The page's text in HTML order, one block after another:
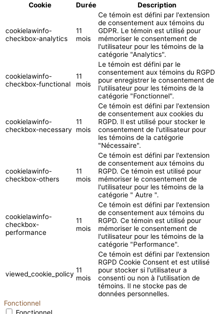
Cookie
Durée Description
cookielawinfo-
checkbox-analytics
11
mois
Ce témoin est défini par l'extension
de consentement aux témoins du
GDPR. Le témoin est utilisé pour
mémoriser le consentement de
l'utilisateur pour les témoins de la
catégorie "Analytics".
cookielawinfo-
checkbox-functional
11
mois
Le témoin est défini par le
consentement aux témoins du RGPD
pour enregistrer le consentement de
l'utilisateur pour les témoins de la
catégorie "Fonctionnel".
cookielawinfo-
checkbox-necessary
11
mois
Ce témoin est défini par l'extension
de consentement aux cookies du
RGPD. Il est utilisé pour stocker le
consentement de l'utilisateur pour
les témoins de la catégorie
"Nécessaire".
cookielawinfo-
checkbox-others
11
mois
Ce témoin est défini par l'extension
de consentement aux témoins du
RGPD. Ce témoin est utilisé pour
mémoriser le consentement de
l'utilisateur pour les témoins de la
catégorie " Autre ".
cookielawinfo-
checkbox-
performance
11
mois
Ce témoin est défini par l'extension
de consentement aux témoins du
RGPD. Ce témoin est utilisé pour
mémoriser le consentement de
l'utilisateur pour les témoins de la
catégorie "Performance".
viewed_cookie_policy 11
mois
Ce témoin est défini par l'extension
RGPD Cookie Consent et est utilisé
pour stocker si l'utilisateur a
consenti ou non à l'utilisation de
témoins. Il ne stocke pas de
données personnelles.
Fonctionnel